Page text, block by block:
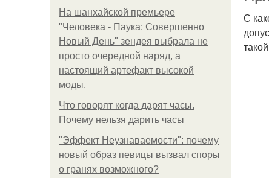
На шанхайской премьере
"Человека - Паука: Совершенно
Новый День" зендея выбрала не
просто очередной наряд, а
настоящий артефакт высокой
моды.
Что говорят когда дарят часы.
Почему нельзя дарить часы
"Эффект Неузнаваемости": почему
новый образ певицы вызвал споры
о гранях возможного?
С